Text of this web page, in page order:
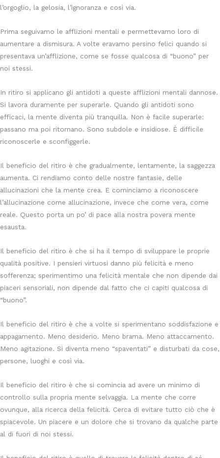
l’orgoglio, la gelosia, l’ignoranza e così via.
Prima seguivamo le afflizioni mentali e permettevamo loro di
aumentare a dismisura. A volte eravamo persino felici quando si
presentava un’afflizione, come se fosse qualcosa di “buono” per
noi stessi.
In ritiro si applicano gli antidoti a queste afflizioni mentali dannose.
Si lavora duramente per superarle. Quando gli antidoti sono
efficaci, la mente diventa più tranquilla. Non è facile superarle:
passano ma poi ritornano. Sono subdole e insidiose. È difficile
riconoscerle e sconfiggerle.
Il beneficio del ritiro è che gradualmente, lentamente, la saggezza
aumenta. Ci rendiamo conto delle nostre fantasie, delle
allucinazioni che la mente crea. E cominciamo a riconoscere
l’allucinazione come allucinazione, invece che come vera, come
reale. Questo porta un po’ di pace alla nostra povera mente
esausta.
Il beneficio del ritiro è che si ha il tempo di sviluppare le proprie
qualità positive. I pensieri virtuosi danno più felicità e meno
sofferenza; sperimentimo una felicità mentale che non dipende dai
piaceri sensoriali, non dipende dal fatto che ci capiti qualcosa di
“buono”.
Il beneficio del ritiro è che a volte si sperimentano soddisfazione e
appagamento. Meno desiderio. Meno brama. Meno attaccamento.
Meno agitazione. Si diventa meno “spaventati” e disturbati da cose,
persone, luoghi e così via.
Il beneficio del ritiro è che si comincia ad avere un minimo di
controllo sulla propria mente selvaggia. La mente che corre
ovunque, alla ricerca della felicità. Cerca di evitare tutto ciò che è
spiacevole. Un piacere e un dolore che si trovano da qualche parte
al di fuori di noi stessi.